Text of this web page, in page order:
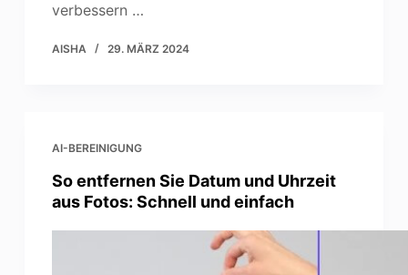
verbessern …
AISHA 29. MÄRZ 2024
AI-BEREINIGUNG
So entfernen Sie Datum und Uhrzeit
aus Fotos: Schnell und einfach